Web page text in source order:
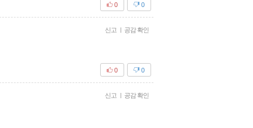
0
0
신고 | 공감 확인
0
0
신고 | 공감 확인